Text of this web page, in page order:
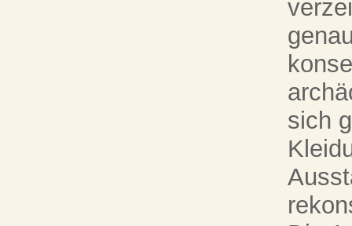
sich